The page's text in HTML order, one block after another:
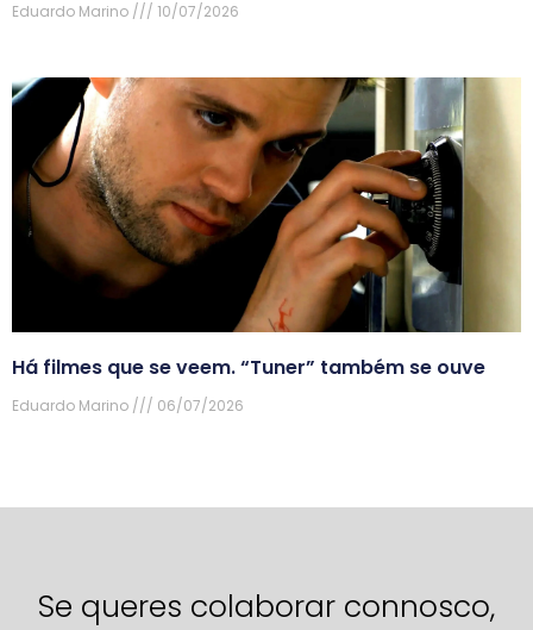
Eduardo Marino 10/07/2026
Há filmes que se veem. “Tuner” também se ouve
Eduardo Marino 06/07/2026
Se queres colaborar connosco,